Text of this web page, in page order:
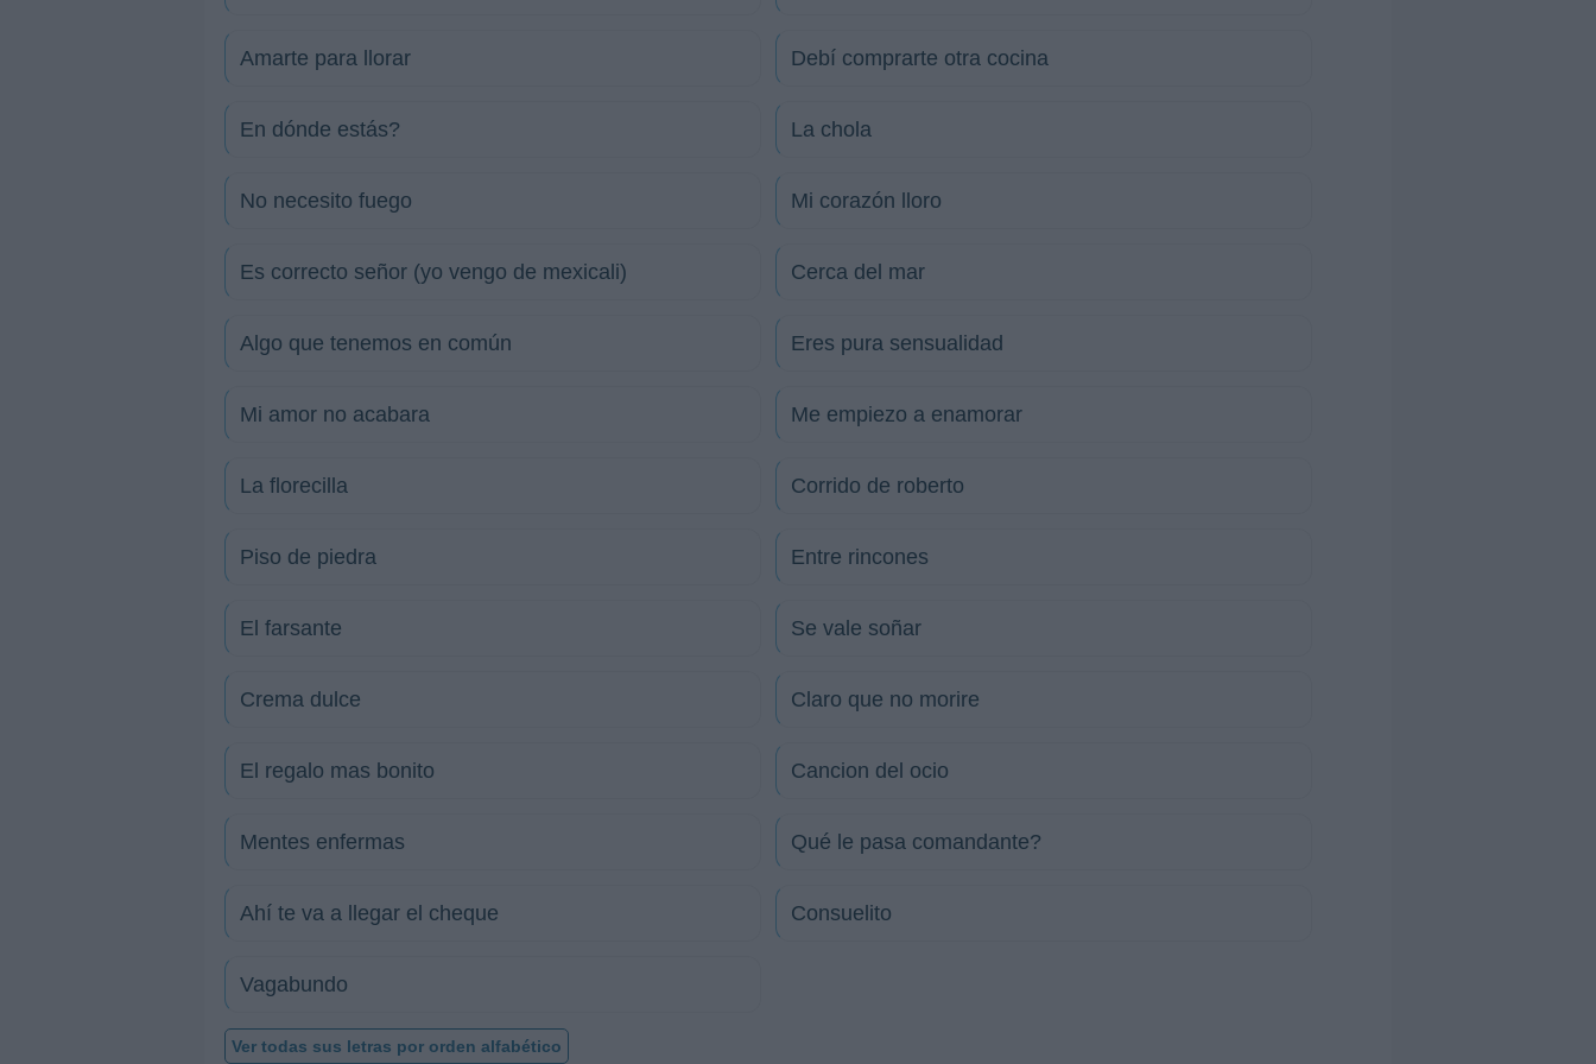
Amarte para llorar Debí comprarte otra cocina
En dónde estás? La chola
No necesito fuego Mi corazón lloro
Es correcto señor (yo vengo de mexicali) Cerca del mar
Algo que tenemos en común Eres pura sensualidad
Mi amor no acabara Me empiezo a enamorar
La florecilla Corrido de roberto
Piso de piedra Entre rincones
El farsante Se vale soñar
Crema dulce Claro que no morire
El regalo mas bonito Cancion del ocio
Mentes enfermas Qué le pasa comandante?
Ahí te va a llegar el cheque Consuelito
Vagabundo
Ver todas sus letras por orden alfabético